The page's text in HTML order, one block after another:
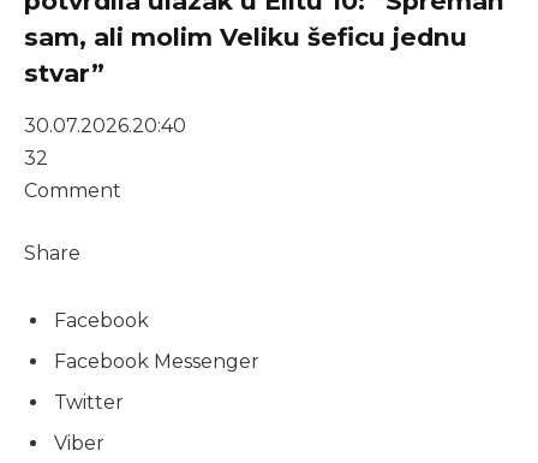
sam, ali molim Veliku šeficu jednu
stvar”
30.07.2026.20:40
32
Comment
Share
Facebook
Facebook Messenger
Twitter
Viber